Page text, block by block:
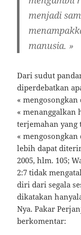
menjadi
manusia. »
Dari sudut
diperdebatkan
«
« menanggalkan
terjemahan yang
«
lebih dapat
2005, hlm. 105;
2:7 tidak
diri dari segala
dikatakan
Nya. Pakar
berkomentar: